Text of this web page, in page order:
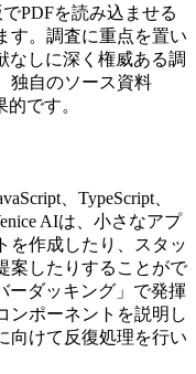
PDFを読み込ませる
す。調査に重点を置い
なしに深く権威ある調
独自のソース資料
です。
、TypeScript、
AIは、小さなアプ
を作成したり、スタッ
案したりすることがで
ーダッキング」で発揮
ンポーネントを説明し
向けて反復処理を行い